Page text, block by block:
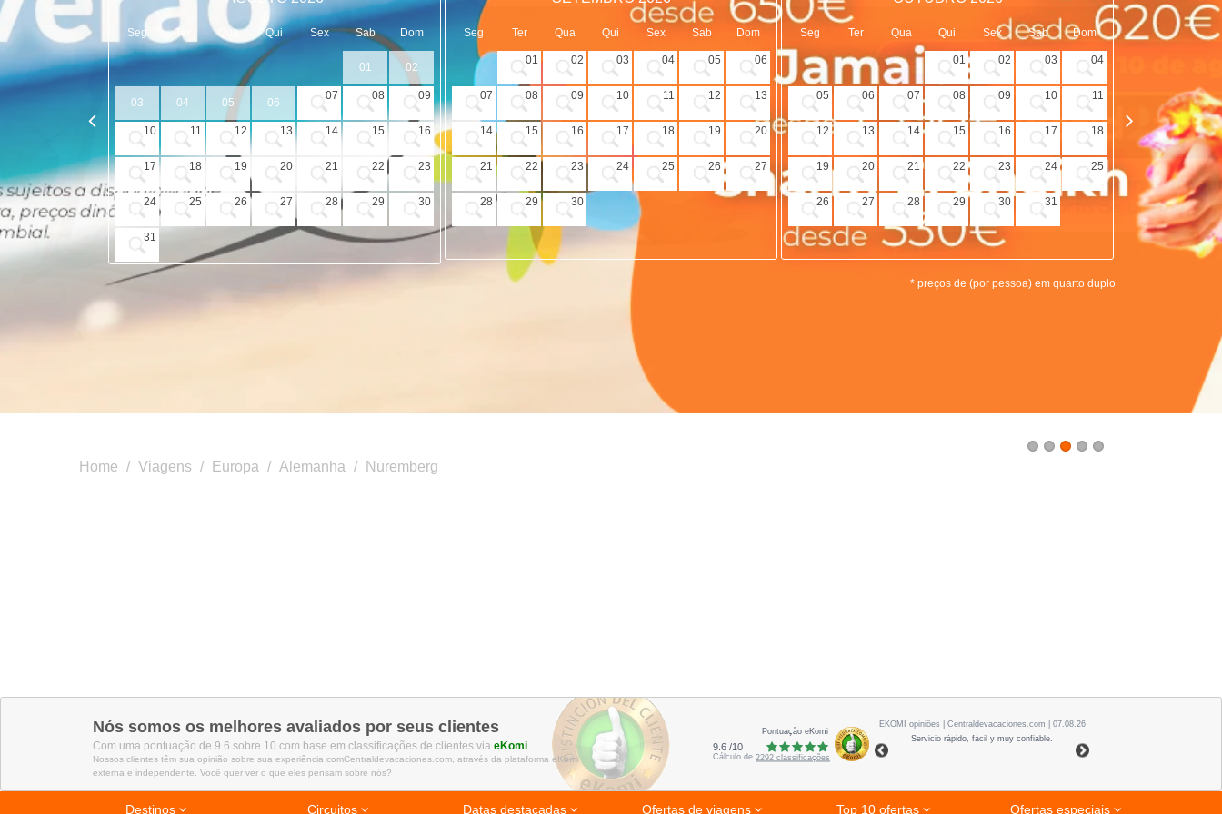
1 2 3 4 5
Seg Ter Qua Qui Sex Sab Dom
01 02
03 04 05 06
07 08 09
10 11 12 13 14 15 16
17 18 19 20 21 22 23
24 25 26 27 28 29 30
31
Seg Ter Qua Qui Sex Sab Dom
01 02 03 04 05 06
07 08 09 10 11 12 13
14 15 16 17 18 19 20
21 22 23 24 25 26 27
28 29 30
Seg Ter Qua Qui Sex Sab Dom
01 02 03 04
05 06 07 08 09 10 11
12 13 14 15 16 17 18
19 20 21 22 23 24 25
26 27 28 29 30 31
Seg Ter
03
09 10
16 17
23 24
30
* preços de (por pessoa) em quarto duplo
Home / Viagens / Europa / Alemanha / Nuremberg
Nós somos os melhores avaliados por seus clientes
Com uma pontuação de 9.6 sobre 10 com base em classificações de clientes via eKomi
Nossos clientes têm sua opinião sobre sua experiência comCentraldevacaciones.com, através da plataforma eKomi
externa e independente. Você quer ver o que eles pensam sobre nós?
Pontuação eKomi
9.6/10
Cálculo de2292classificações
EKOMI opiniões
| Centraldevacaciones.com | 07.08.26
Servicio rápido, fácil y muy confiable.
Destinos Circuitos Datas destacadas Ofertas de viagens Top 10 ofertas Ofertas especiais